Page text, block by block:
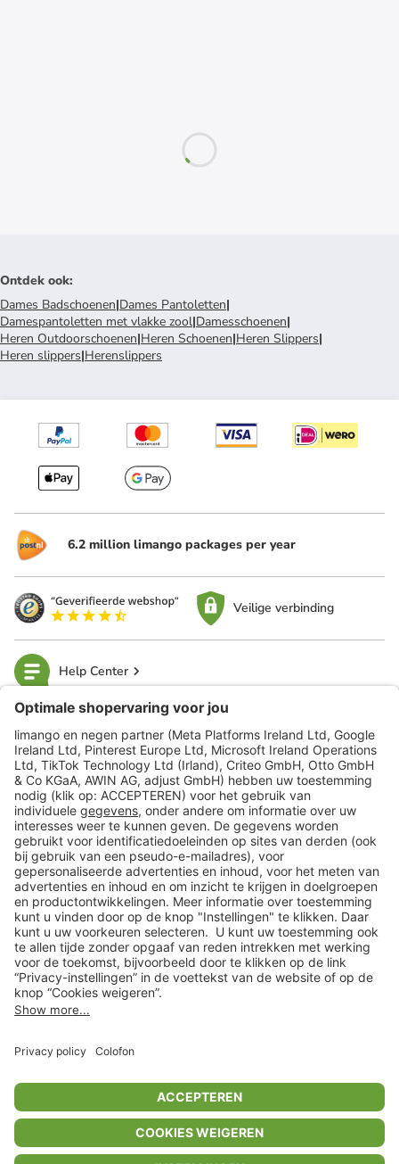
In winkelwagentje voor
Ontdek ook:
Dames Badschoenen|Dames Pantoletten|
Damespantoletten met vlakke zool|Damesschoenen|
Heren Outdoorschoenen|Heren Schoenen|Heren Slippers|
Heren slippers|Herenslippers
6.2 million limango packages per year
Veilige verbinding
Help Center
limango
Veilig winkelen
Klantenservice
Shop
Acties
limango.de limango.pl
** Alle prijsopgaven zijn inclusief belasting en exclusief verzendkosten